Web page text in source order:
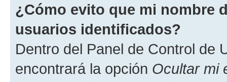
¿Cómo evito que mi nombre
usuarios identificados?
Dentro del Panel de Control de
encontrará la opción Ocultar mi